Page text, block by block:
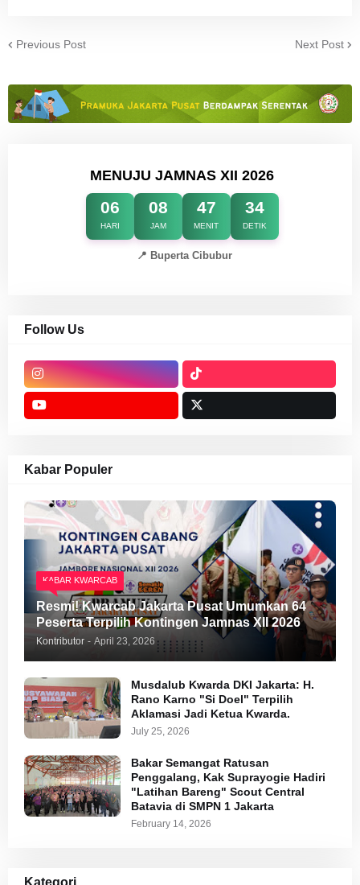
Previous Post Next Post
MENUJU JAMNAS XII 2026
06
HARI
08
JAM
47
MENIT
34
DETIK
📍 Buperta Cibubur
Follow Us
Kabar Populer
KABAR KWARCAB
Resmi! Kwarcab Jakarta Pusat Umumkan 64
Peserta Terpilih Kontingen Jamnas XII 2026
Kontributor - April 23, 2026
Musdalub Kwarda DKI Jakarta: H.
Rano Karno "Si Doel" Terpilih
Aklamasi Jadi Ketua Kwarda.
July 25, 2026
Bakar Semangat Ratusan
Penggalang, Kak Suprayogie Hadiri
"Latihan Bareng" Scout Central
Batavia di SMPN 1 Jakarta
February 14, 2026
Kategori